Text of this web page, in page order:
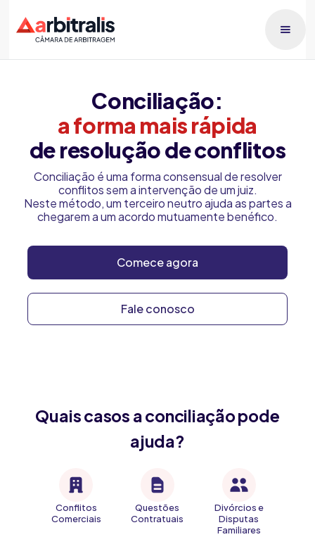
Conciliação:
a forma mais rápida
de resolução de conflitos
Conciliação é uma forma consensual de resolver
conflitos sem a intervenção de um juiz.
Neste método, um terceiro neutro ajuda as partes a
chegarem a um acordo mutuamente benéfico.
Comece agora
Fale conosco
Quais casos a conciliação pode
ajuda?
Conflitos
Comerciais
Questões
Contratuais
Divórcios e
Disputas
Familiares